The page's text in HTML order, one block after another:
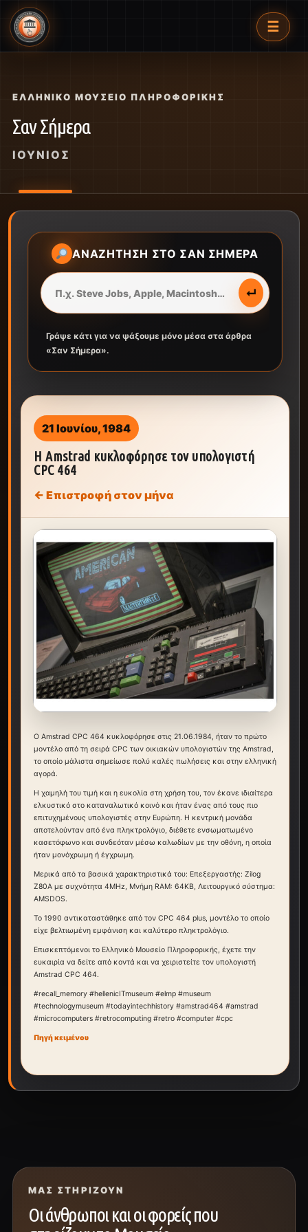
☰
ΕΛΛΗΝΙΚΌ ΜΟΥΣΕΊΟ ΠΛΗΡΟΦΟΡΙΚΉΣ
Σαν Σήμερα
ΙΟΎΝΙΟΣ
ΑΝΑΖΉΤΗΣΗ ΣΤΟ ΣΑΝ ΣΉΜΕΡΑ
↵
Γράψε κάτι για να ψάξουμε μόνο μέσα στα άρθρα
«Σαν Σήμερα».
21 Ιουνίου, 1984
Η Αmstrad κυκλοφόρησε τον υπολογιστή
CPC 464
← Επιστροφή στον μήνα
Ο Amstrad CPC 464 κυκλοφόρησε στις 21.06.1984, ήταν το πρώτο
μοντέλο από τη σειρά CPC των οικιακών υπολογιστών της Amstrad,
το οποίο μάλιστα σημείωσε πολύ καλές πωλήσεις και στην ελληνική
αγορά.
Η χαμηλή του τιμή και η ευκολία στη χρήση του, τον έκανε ιδιαίτερα
ελκυστικό στο καταναλωτικό κοινό και ήταν ένας από τους πιο
επιτυχημένους υπολογιστές στην Ευρώπη. Η κεντρική μονάδα
αποτελούνταν από ένα πληκτρολόγιο, διέθετε ενσωματωμένο
κασετόφωνο και συνδεόταν μέσω καλωδίων με την οθόνη, η οποία
ήταν μονόχρωμη ή έγχρωμη.
Μερικά από τα βασικά χαρακτηριστικά του: Επεξεργαστής: Zilog
Z80A με συχνότητα 4MHz, Μνήμη RAM: 64KB, Λειτουργικό σύστημα:
AMSDOS.
Το 1990 αντικαταστάθηκε από τον CPC 464 plus, μοντέλο το οποίο
είχε βελτιωμένη εμφάνιση και καλύτερο πληκτρολόγιο.
Επισκεπτόμενοι το Ελληνικό Μουσείο Πληροφορικής, έχετε την
ευκαιρία να δείτε από κοντά και να χειριστείτε τον υπολογιστή
Amstrad CPC 464.
#recall_memory #hellenicITmuseum #elmp #museum
#technologymuseum #todayintechhistory #amstrad464 #amstrad
#microcomputers #retrocomputing #retro #computer #cpc
Πηγή κειμένου
ΜΑΣ ΣΤΗΡΊΖΟΥΝ
Οι άνθρωποι και οι φορείς που